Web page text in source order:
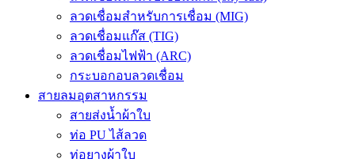
ลวดเชื่อมสำหรับการเชื่อม (MIG)
ลวดเชื่อมแก๊ส (TIG)
ลวดเชื่อมไฟฟ้า (ARC)
กระบอกอบลวดเชื่อม
สายลมอุตสาหกรรม
สายส่งน้ำผ้าใบ
ท่อ PU ไส้ลวด
ท่อยางผ้าใบ